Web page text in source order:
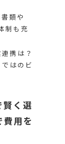
類や
制も充
携は？
はのビ
賢く選
用を